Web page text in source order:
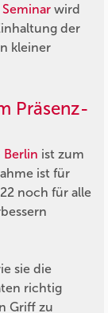
wird
der
kleiner
Präsenz-
Berlin ist zum
ist für
noch für alle
sie die
richtig
Griff zu